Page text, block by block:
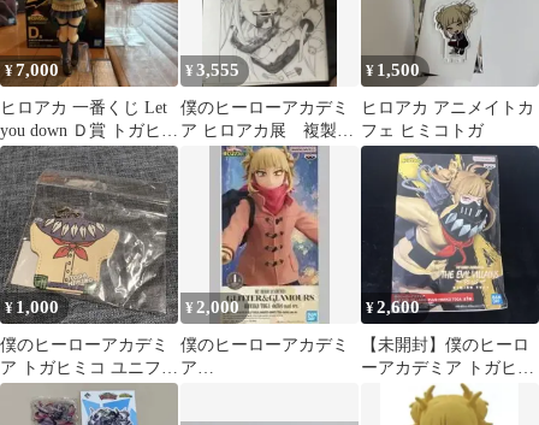
¥7,000
ヒロアカ 一番くじ Let
you down Ｄ賞 トガヒミ
コ
¥3,555
僕のヒーローアカデミ
ア ヒロアカ展 複製原
画 トガヒミコ2枚セッ
¥ 1,500
ヒロアカ アニメイトカ
フェ ヒミコトガ
¥1,000
僕のヒーローアカデミ
ア トガヒミコ ユニフォ
ーム風レザーチャーム
¥ 2,000
僕のヒーローアカデミ
ア
¥2,600
【未開封】僕のヒーロ
ーアカデミア トガヒミ
コ フィギュア ヒロアカ